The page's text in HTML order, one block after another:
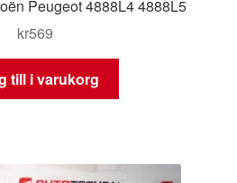
Peugeot 4888L4 4888L5
kr569
till i varukorg